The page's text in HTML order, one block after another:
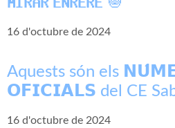
16 d'octubre de 2024
Aquests són els
𝗢𝗙𝗜𝗖𝗜𝗔𝗟𝗦 del CE
16 d'octubre de 2024